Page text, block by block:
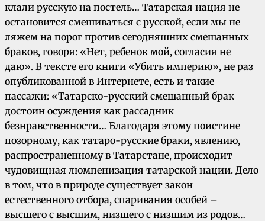
клали русскую на постель… Татарская нация не
остановится смешиваться с русской, если мы не
ляжем на порог против сегодняшних смешанных
браков, говоря: «Нет, ребенок мой, согласия не
даю». В тексте его книги «Убить империю», не раз
опубликованной в Интернете, есть и такие
пассажи: «Татарско-русский смешанный брак
достоин осуждения как рассадник
безнравственности… Благодаря этому поистине
позорному, как татаро-русские браки, явлению,
распространенному в Татарстане, происходит
чудовищная люмпенизация татарской нации. Дело
в том, что в природе существует закон
естественного отбора, спаривания особей –
высшего с высшим, низшего с низшим из родов…